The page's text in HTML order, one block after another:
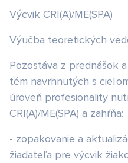
Výcvik CRI(A)/ME(SPA)
Výučba teoretických
Pozostáva z prednášok
tém navrhnutých s
úroveň profesionality
CRI(A)/ME(SPA) a zahŕňa:
- zopakovanie a
žiadateľa pre výcvik